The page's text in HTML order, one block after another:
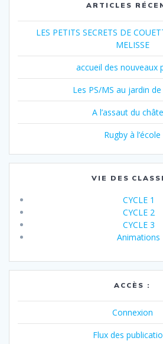
ARTICLES
LES PETITS SECRETS DE
MELISSE
accueil des nouveaux
Les PS/MS au jardin
A l’assaut du
Rugby à l’école
VIE DES
CYCLE 1
CYCLE 2
CYCLE 3
Animations
ACCÈS :
Connexion
Flux des